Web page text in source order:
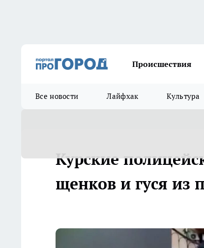
Происшествия
Все новости Лайфхак Культура
Курские
щенков и гуся из